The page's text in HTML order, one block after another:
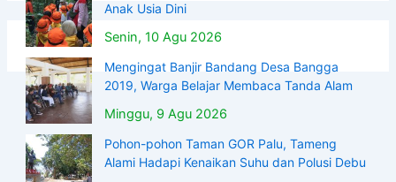
Anak Usia Dini
Senin, 10 Agu 2026
Mengingat Banjir Bandang Desa Bangga
2019, Warga Belajar Membaca Tanda Alam
Minggu, 9 Agu 2026
Pohon-pohon Taman GOR Palu, Tameng
Alami Hadapi Kenaikan Suhu dan Polusi Debu